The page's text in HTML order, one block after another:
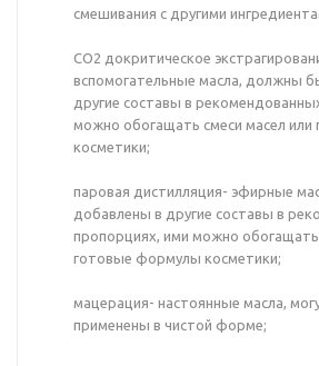
смешивания с другими
СО2 докритическое
вспомогательные масла, должны
другие составы в
можно обогащать смеси масел
косметики;
паровая дистилляция- эфирные
добавлены в другие составы в
пропорциях, ими можно обогащать
готовые формулы косметики;
мацерация- настоянные масла,
применены в чистой форме;